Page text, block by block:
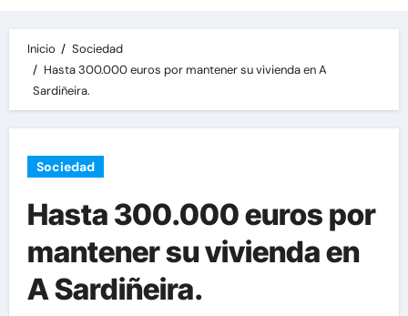
Inicio
Sociedad
Hasta 300.000 euros por mantener su vivienda en A
Sardiñeira.
Sociedad
Hasta 300.000 euros por
mantener su vivienda en
A Sardiñeira.